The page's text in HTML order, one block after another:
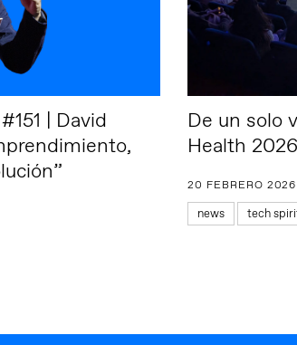
| David
De un solo
Health 2026
20 FEBRERO 2026
news tech